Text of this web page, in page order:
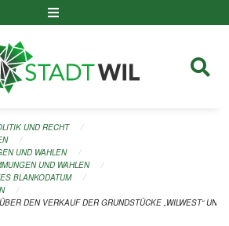
UND RECHT
UND WAHLEN
UND WAHLEN
BLANKODATUM
DEN VERKAUF DER GRUNDSTÜCKE „WILWEST“